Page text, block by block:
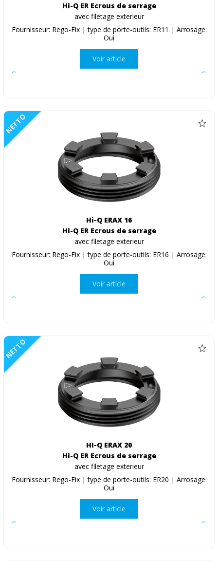
Hi-Q ER Ecrous de serrage
avec filetage exterieur
Fournisseur: Rego-Fix | type de porte-outils: ER11 | Arrosage:
Oui
Voir article
NETTO
Hi-Q ERAX 16
Hi-Q ER Ecrous de serrage
avec filetage exterieur
Fournisseur: Rego-Fix | type de porte-outils: ER16 | Arrosage:
Oui
Voir article
NETTO
HI-Q ERAX 20
Hi-Q ER Ecrous de serrage
avec filetage exterieur
Fournisseur: Rego-Fix | type de porte-outils: ER20 | Arrosage:
Oui
Voir article